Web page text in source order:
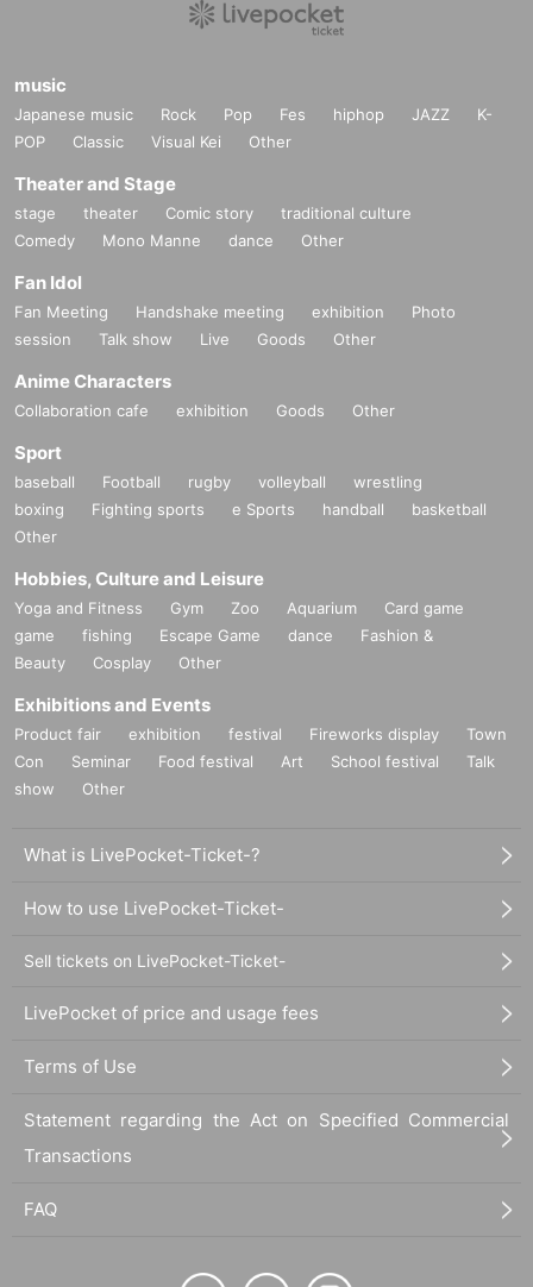
music
Japanese music Rock Pop Fes hiphop JAZZ
K-
POP
Classic Visual Kei Other
Theater and Stage
stage theater Comic story
traditional culture
Comedy
Mono Manne dance Other
Fan Idol
Fan Meeting Handshake meeting exhibition
Photo
session
Talk show Live Goods Other
Anime Characters
Collaboration cafe exhibition Goods Other
Sport
baseball Football rugby volleyball
wrestling
boxing
Fighting sports e Sports handball
basketball
Other
Hobbies, Culture and Leisure
Yoga and Fitness Gym Zoo Aquarium
Card game
game
fishing Escape Game dance
Fashion &
Beauty
Cosplay Other
Exhibitions and Events
Product fair exhibition festival Fireworks display
Town
Con
Seminar Food festival Art School festival
Talk
show
Other
What is LivePocket-Ticket-?
How to use LivePocket-Ticket-
Sell tickets on LivePocket-Ticket-
LivePocket of price and usage fees
Terms of Use
Statement regarding the Act on Specified Commercial
Transactions
FAQ